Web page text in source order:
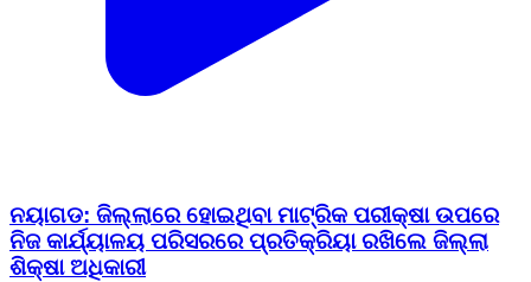
ନୟାଗଡ: ଜିଲ୍ଲାରେ ହୋଇଥିବା ମାଟ୍ରିକ ପରୀକ୍ଷା ଉପରେ
ନିଜ କାର୍ଯ୍ୟାଳୟ ପରିସରରେ ପ୍ରତିକ୍ରିୟା ରଖିଲେ ଜିଲ୍ଲା
ଶିକ୍ଷା ଅଧିକାରୀ